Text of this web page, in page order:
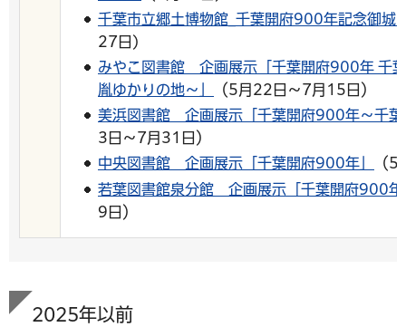
千葉市立郷土博物館_千葉開府900年記念御城
27日)
みやこ図書館 企画展示「千葉開府900年 千
胤ゆかりの地～」
（5月22日～7月15日）
美浜図書館 企画展示「千葉開府900年～千葉
3日～7月31日）
中央図書館 企画展示「千葉開府900年」
（
若葉図書館泉分館 企画展示「千葉開府900年
9日）
2025年以前